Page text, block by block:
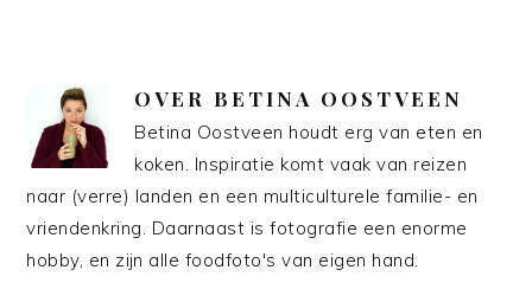
OVER BETINA OOSTVEEN
Betina Oostveen houdt erg van eten en
koken. Inspiratie komt vaak van reizen
naar (verre) landen en een multiculturele familie- en
vriendenkring. Daarnaast is fotografie een enorme
hobby, en zijn alle foodfoto's van eigen hand.